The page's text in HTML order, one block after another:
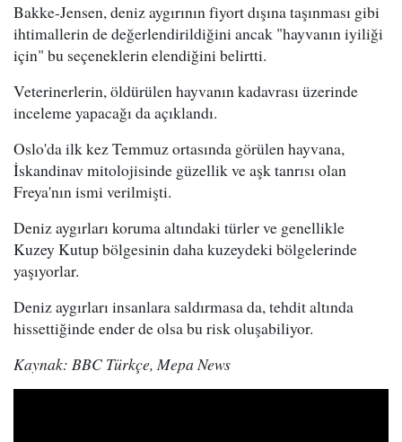
Bakke-Jensen, deniz aygırının fiyort dışına taşınması gibi
ihtimallerin de değerlendirildiğini ancak "hayvanın iyiliği
için" bu seçeneklerin elendiğini belirtti.
Veterinerlerin, öldürülen hayvanın kadavrası üzerinde
inceleme yapacağı da açıklandı.
Oslo'da ilk kez Temmuz ortasında görülen hayvana,
İskandinav mitolojisinde güzellik ve aşk tanrısı olan
Freya'nın ismi verilmişti.
Deniz aygırları koruma altındaki türler ve genellikle
Kuzey Kutup bölgesinin daha kuzeydeki bölgelerinde
yaşıyorlar.
Deniz aygırları insanlara saldırmasa da, tehdit altında
hissettiğinde ender de olsa bu risk oluşabiliyor.
Kaynak: BBC Türkçe, Mepa News